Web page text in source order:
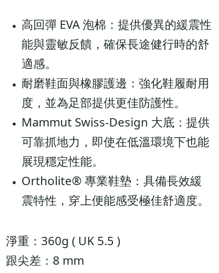
高回彈 EVA 泡棉：提供優異的緩震性
能與靈敏反饋，確保長途健行時的舒
適感。
耐磨鞋面與橡膠護邊：強化鞋履耐用
度，並為足部提供更佳防護性。
Mammut Swiss-Design 大底：提供
可靠抓地力，即使在低溫環境下也能
展現穩定性能。
Ortholite® 專業鞋墊：具備長效緩
震特性，穿上便能感受極佳舒適度。
淨重：360g ( UK 5.5 )
跟尖差：8 mm